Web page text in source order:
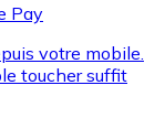
Pay
votre mobile.
toucher suffit